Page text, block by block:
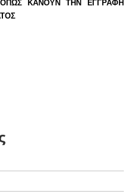
ΟΠΩΣ ΚΑΝΟΥΝ ΤΗΝ ΕΓΓΡΑΦΗ